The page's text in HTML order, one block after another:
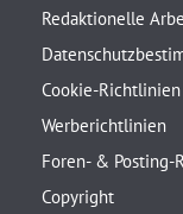
Redaktionelle
Cookie-Richtlinien
Werberichtlinien
Foren- & Posting-
Copyright